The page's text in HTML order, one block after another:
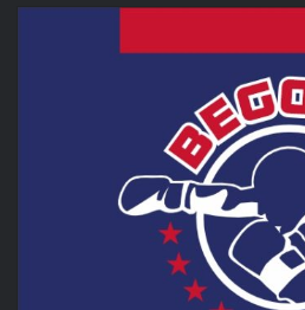
BegoFit